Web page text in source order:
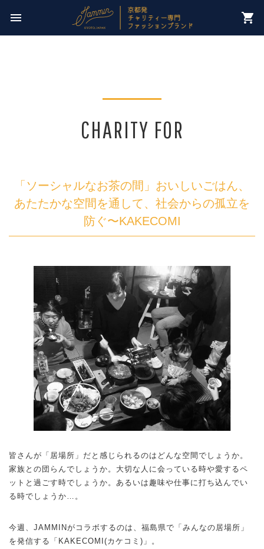
今週のチャリティー先は
【 NPO法人パレスチナ子どものキャンペーン 】
menu shopping_cart
CHARITY FOR
「ソーシャルなお茶の間」おいしいごはん、
あたたかな空間を通して、社会からの孤立を
防ぐ〜KAKECOMI
皆さんが「居場所」だと感じられるのはどんな空間でしょうか。
家族との団らんでしょうか。大切な人に会っている時や愛するペ
ットと過ごす時でしょうか。あるいは趣味や仕事に打ち込んでい
る時でしょうか…。
今週、JAMMINがコラボするのは、福島県で「みんなの居場所」
を発信する「KAKECOMI(カケコミ)」。